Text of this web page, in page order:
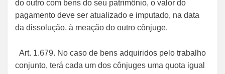
do outro com bens do seu patrimônio, o valor do
pagamento deve ser atualizado e imputado, na data
da dissolução, à meação do outro cônjuge.
Art. 1.679. No caso de bens adquiridos pelo trabalho
conjunto, terá cada um dos cônjuges uma quota igual